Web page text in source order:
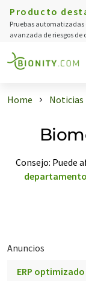
Producto
Pruebas automatizadas
avanzada de riesgos de
Home Noticias
Consejo: Puede
Anuncios
ERP